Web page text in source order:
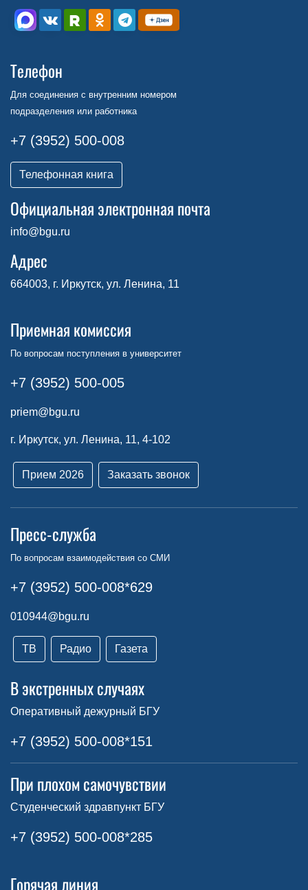
Телефон
Для соединения с внутренним номером
подразделения или работника
+7 (3952) 500-008
Телефонная книга
Официальная электронная почта
info@bgu.ru
Адрес
664003, г. Иркутск, ул. Ленина, 11
Приемная комиссия
По вопросам поступления в университет
+7 (3952) 500-005
priem@bgu.ru
г. Иркутск, ул. Ленина, 11, 4-102
Прием 2026 Заказать звонок
Пресс-служба
По вопросам взаимодействия со СМИ
+7 (3952) 500-008*629
010944@bgu.ru
ТВ Радио Газета
В экстренных случаях
Оперативный дежурный БГУ
+7 (3952) 500-008*151
При плохом самочувствии
Студенческий здравпункт БГУ
+7 (3952) 500-008*285
Горячая линия